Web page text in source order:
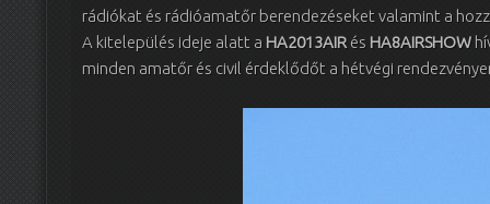
rádiókat és rádióamatőr berendezéseket valamint a
A kitelepülés ideje alatt a HA2013AIR és HA8AIRSHOW
minden amatőr és civil érdeklődőt a hétvégi